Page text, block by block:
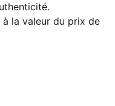
la valeur du prix de